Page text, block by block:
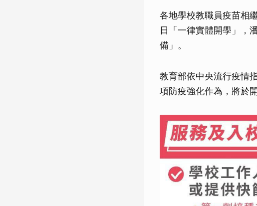
各地學校教職員疫苗相
日「一律實體開學」，
備」。
教育部依中央流行疫情
項防疫強化作為，將於